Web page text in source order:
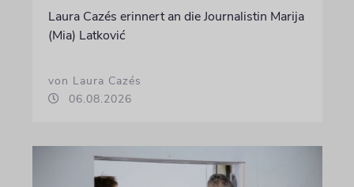
Laura Cazés erinnert an die Journalistin Marija
(Mia) Latković
von Laura Cazés
06.08.2026